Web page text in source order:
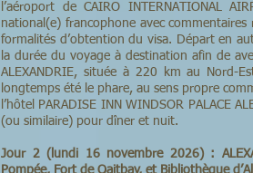
l’aéroport de CAIRO INTERNATIONAL
national(e) francophone avec
formalités d’obtention du visa. Départ en
la durée du voyage à destination afin de
ALEXANDRIE, située à 220 km au Nord-
longtemps été le phare, au sens propre
l’hôtel PARADISE INN WINDSOR PALACE
(ou similaire) pour dîner et nuit.
Jour 2 (lundi 16 novembre 2026) :
Pompée, Fort de Qaitbay, et Bibliothèque